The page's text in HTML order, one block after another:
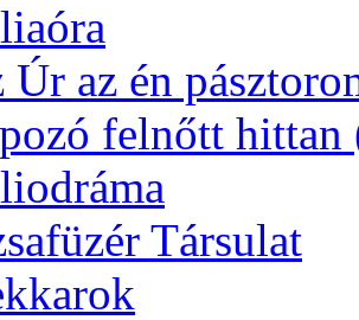
Úr az én
felnőtt hittan
Társulat